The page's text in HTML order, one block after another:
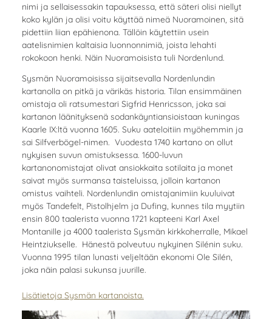
nimi ja sellaisessakin tapauksessa, että säteri olisi niellyt
koko kylän ja olisi voitu käyttää nimeä Nuoramoinen, sitä
pidettiin liian epähienona. Tällöin käytettiin usein
aatelisnimien kaltaisia luonnonnimiä, joista lehahti
rokokoon henki. Näin Nuoramoisista tuli Nordenlund.
Sysmän Nuoramoisissa sijaitsevalla Nordenlundin
kartanolla on pitkä ja värikäs historia. Tilan ensimmäinen
omistaja oli ratsumestari Sigfrid Henricsson, joka sai
kartanon läänityksenä sodankäyntiansioistaan kuningas
Kaarle IX:ltä vuonna 1605. Suku aateloitiin myöhemmin ja
sai Silfverbögel-nimen. Vuodesta 1740 kartano on ollut
nykyisen suvun omistuksessa. 1600-luvun
kartanonomistajat olivat ansiokkaita sotilaita ja monet
saivat myös surmansa taisteluissa, jolloin kartanon
omistus vaihteli. Nordenlundin omistajanimiin kuuluivat
myös Tandefelt, Pistolhjelm ja Dufing, kunnes tila myytiin
ensin 800 taalerista vuonna 1721 kapteeni Karl Axel
Montanille ja 4000 taalerista Sysmän kirkkoherralle, Mikael
Heintziukselle. Hänestä polveutuu nykyinen Silénin suku.
Vuonna 1995 tilan lunasti veljeltään ekonomi Ole Silén,
joka näin palasi sukunsa juurille.
Lisätietoja Sysmän kartanoista.